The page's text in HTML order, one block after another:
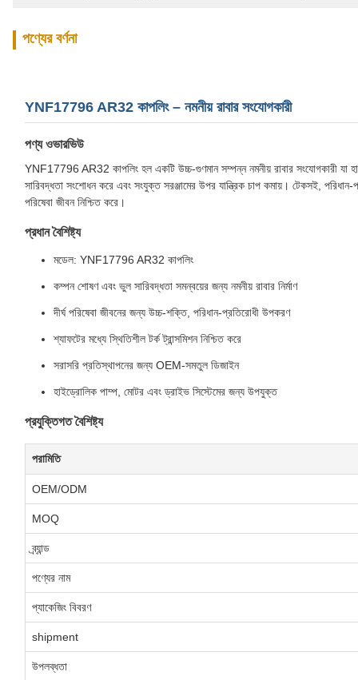
পণ্যের বর্ণনা
YNF17796 AR32 কাপলিং – নমনীয় রাবার সংযোগকারী
পণ্য ওভারভিউ
YNF17796 AR32 কাপলিং হল একটি উচ্চ-গুণমান সম্পন্ন নমনীয় রাবার সংযোগকারী যা
সারিবদ্ধতা সংশোধন করে এবং সংযুক্ত সরঞ্জামের উপর যান্ত্রিক চাপ কমায়। টেকসই, পরিধান-
পরিষেবা জীবন নিশ্চিত করে।
প্রধান বৈশিষ্ট্য
মডেল: YNF17796 AR32 কাপলিং
কম্পন শোষণ এবং ভুল সারিবদ্ধতা সমন্বয়ের জন্য নমনীয় রাবার নির্মাণ
দীর্ঘ পরিষেবা জীবনের জন্য উচ্চ-শক্তি, পরিধান-প্রতিরোধী উপকরণ
শ্যাফটের মধ্যে স্থিতিশীল টর্ক ট্রান্সমিশন নিশ্চিত করে
সরাসরি প্রতিস্থাপনের জন্য OEM-সমতুল ডিজাইন
হাইড্রোলিক পাম্প, মোটর এবং ড্রাইভ সিস্টেমের জন্য উপযুক্ত
প্রযুক্তিগত বৈশিষ্ট্য
পরামিতি
OEM/ODM
MOQ
ব্র্যান্ড
পণ্যের নাম
প্যাকেজিং বিবরণ
shipment
উপলব্ধতা